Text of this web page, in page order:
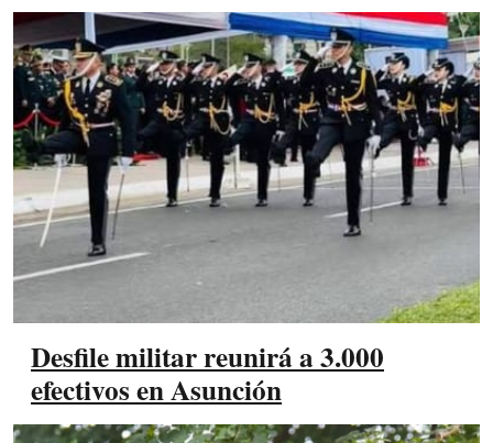
Desfile militar reunirá a 3.000
efectivos en Asunción